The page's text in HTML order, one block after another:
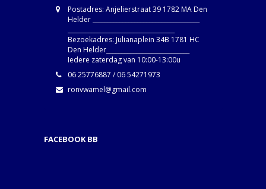
Postadres: Anjelierstraat 39 1782 MA Den
Helder ____________________________________
Bezoekadres: Julianaplein 34B 1781 HC
Den Helder____________________________
Iedere zaterdag van 10:00-13:00u
06 25776887 / 06 54271973
ronvwamel@gmail.com
FACEBOOK BB